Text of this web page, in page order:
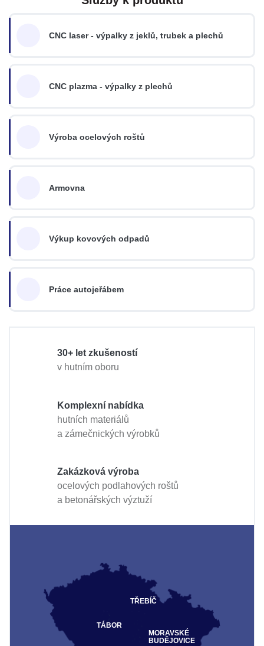
CNC laser - výpalky z jeklů, trubek a plechů
CNC plazma - výpalky z plechů
Výroba ocelových roštů
Armovna
Výkup kovových odpadů
Práce autojeřábem
30+ let zkušeností
v hutním oboru
Komplexní nabídka
hutních materiálů
a zámečnických výrobků
Zakázková výroba
ocelových podlahových roštů
a betonářských výztuží
MORAVSKÉ
BUDĚJOVICE
TÁBOR
TŘEBÍČ